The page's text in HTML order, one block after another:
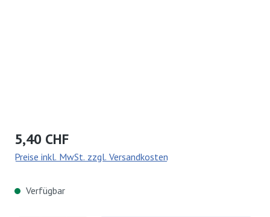
Regulärer Preis:
5,40 CHF
Preise inkl. MwSt. zzgl. Versandkosten
Verfügbar